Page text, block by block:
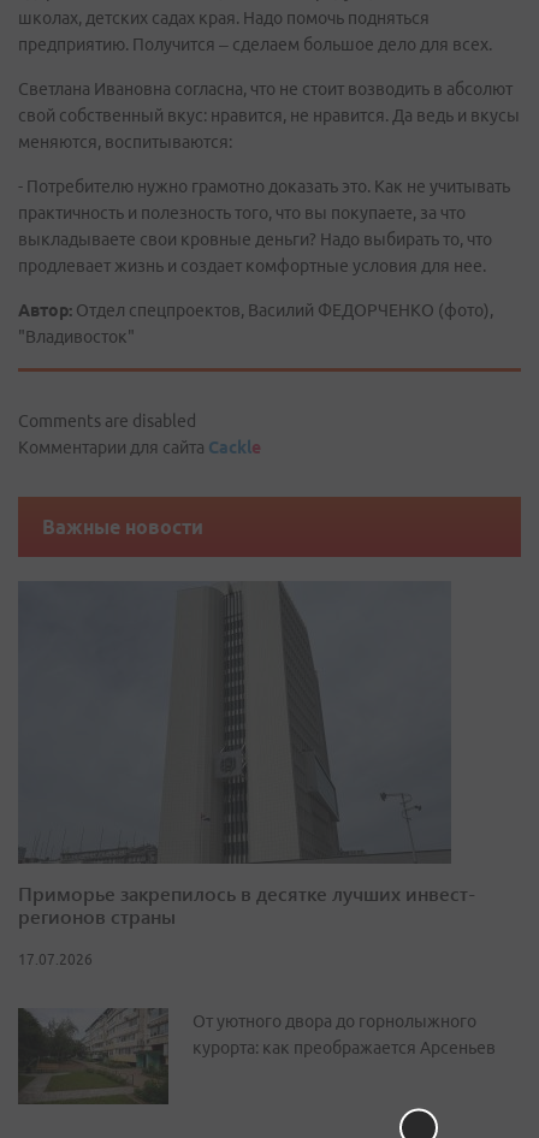
школах, детских садах края. Надо помочь подняться
предприятию. Получится – сделаем большое дело для всех.
Светлана Ивановна согласна, что не стоит возводить в абсолют
свой собственный вкус: нравится, не нравится. Да ведь и вкусы
меняются, воспитываются:
- Потребителю нужно грамотно доказать это. Как не учитывать
практичность и полезность того, что вы покупаете, за что
выкладываете свои кровные деньги? Надо выбирать то, что
продлевает жизнь и создает комфортные условия для нее.
Автор: Отдел спецпроектов, Василий ФЕДОРЧЕНКО (фото),
"Владивосток"
Comments are disabled
Комментарии для сайта Cackle
Важные новости
Приморье закрепилось в десятке лучших инвест-
регионов страны
17.07.2026
От уютного двора до горнолыжного
курорта: как преображается Арсеньев